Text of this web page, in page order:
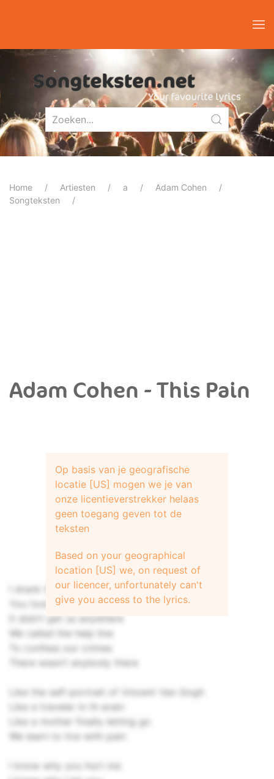
Home Artiesten a
Adam Cohen
Songteksten
Adam Cohen - This Pain
I drank the poison
You took the pills
It didn’t get us anywhere
We called the help line
To confess our crimes
There wasn’t anybody there
Like the self-portrait of Vincent Van Gogh
Like a traveler in th erain
Like a mother finally letting go
We learn to live with pain
I know why you hurt me
Op basis van je geografische
locatie [US] mogen we je van
onze licentieverstrekker helaas
geen toegang geven tot de
teksten
Based on your geographical
location [US] we, on request of
our licencer, unfortunately can't
give you access to the lyrics.